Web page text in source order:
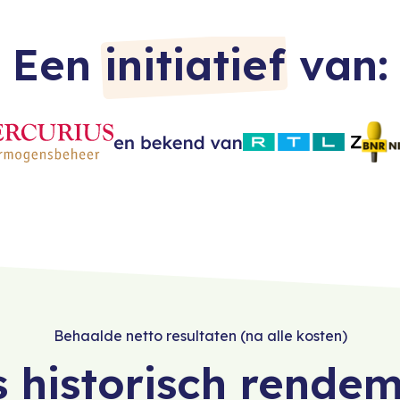
Eeninitiatiefvan:
Behaalde netto resultaten (na alle kosten)
historisch